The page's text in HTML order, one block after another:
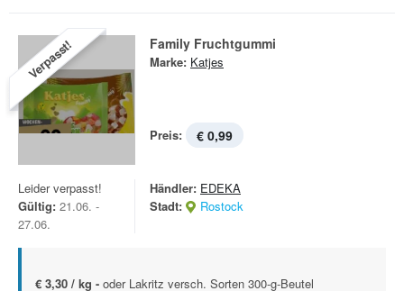
Verpasst! Family Fruchtgummi
Marke: Katjes
Preis: € 0,99
Leider verpasst!
Gültig: 21.06. -
27.06.
Händler: EDEKA
Stadt:
Rostock
€ 3,30 / kg - oder Lakritz versch. Sorten 300-g-Beutel